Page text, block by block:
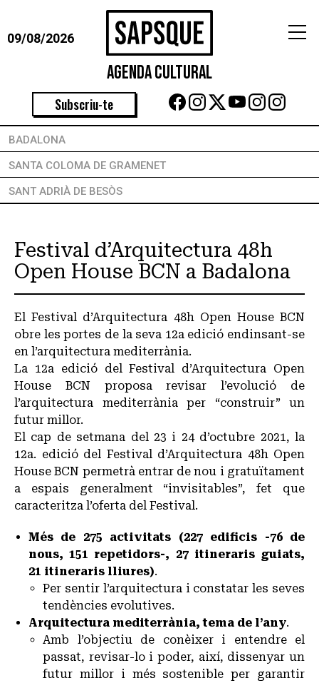
09/08/2026
Agenda Cultural
Subscriu-te
BADALONA
SANTA COLOMA DE GRAMENET
SANT ADRIÀ DE BESÒS
Festival d’Arquitectura 48h
Open House BCN a Badalona
El Festival d’Arquitectura 48h Open House BCN
obre les portes de la seva 12a edició endinsant-se
en l’arquitectura mediterrània.
La 12a edició del Festival d’Arquitectura Open
House BCN proposa revisar l’evolució de
l’arquitectura mediterrània per “construir” un
futur millor.
El cap de setmana del 23 i 24 d’octubre 2021, la
12a. edició del Festival d’Arquitectura 48h Open
House BCN permetrà entrar de nou i gratuïtament
a espais generalment “invisitables”, fet que
caracteritza l’oferta del Festival.
Més de 275 activitats (227 edificis -76 de
nous, 151 repetidors-, 27 itineraris guiats,
21 itineraris lliures).
Per sentir l’arquitectura i constatar les seves
tendències evolutives.
Arquitectura mediterrània, tema de l’any.
Amb l’objectiu de conèixer i entendre el
passat, revisar-lo i poder, així, dissenyar un
futur millor i més sostenible per garantir